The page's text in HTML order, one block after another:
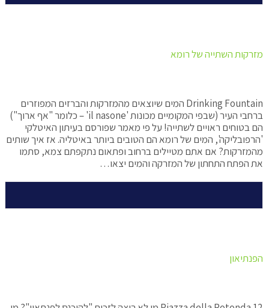
מזרקות השתייה של רומא
Drinking Fountain המים שיוצאים מהמזרקות והברזים המפוזרים
ברחבי העיר (שבפי המקומיים מכונות 'il nasone' – כלומר "אף ארוך")
הם בטוחים ראויים לשתייה! על פי מאמר שפורסם בעיתון האיטלקי
'הרפובליקה', המים של רומא הם הטובים ביותר באיטליה. אז איך שותים
מהמזרקות? אם אתם מטיילים ברחוב ופתאום נתקפתם צמא, סתמו
את הפתח התחתון של המזרקה והמים יצאו…
הפנתיאון